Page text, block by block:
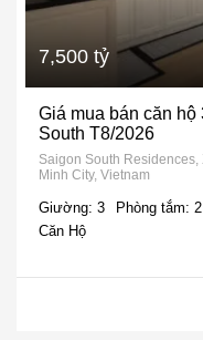
7,500 tỷ
Giá mua bán căn
South T8/2026
Saigon South Residences,
Minh City, Vietnam
Giường: 3 Phòng tắm: 2
Căn Hộ